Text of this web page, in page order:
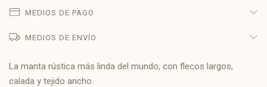
MEDIOS DE PAGO
MEDIOS DE ENVÍO
La manta rústica más linda del mundo, con flecos largos,
calada y tejido ancho.